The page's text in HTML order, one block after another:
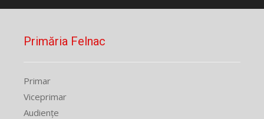
Primăria Felnac
Primar
Viceprimar
Audiențe